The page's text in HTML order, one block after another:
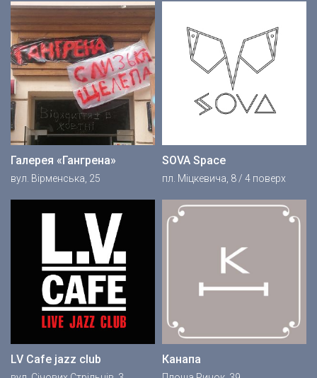
Галерея «Гангрена»
вул. Вірменська, 25
SOVA Space
пл. Міцкевича, 8 / 4 поверх
LV Cafe jazz club Канапа